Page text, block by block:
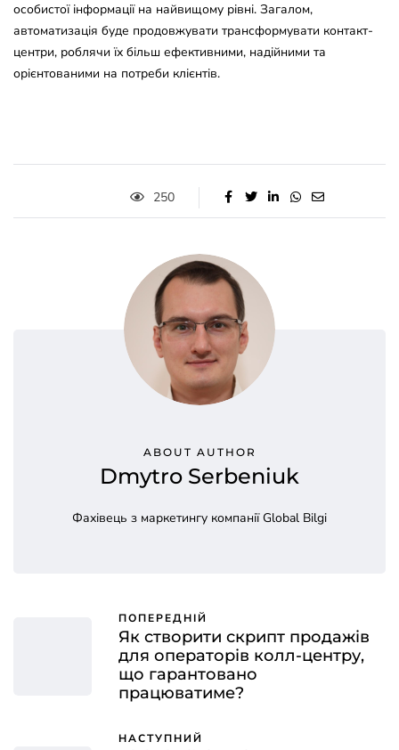
особистої інформації на найвищому рівні. Загалом,
автоматизація буде продовжувати трансформувати контакт-
центри, роблячи їх більш ефективними, надійними та
орієнтованими на потреби клієнтів.
250
ABOUT AUTHOR
Dmytro Serbeniuk
Фахівець з маркетингу компанії Global Bilgi
ПОПЕРЕДНІЙ
Як створити скрипт продажів
для операторів колл-центру,
що гарантовано
працюватиме?
НАСТУПНИЙ